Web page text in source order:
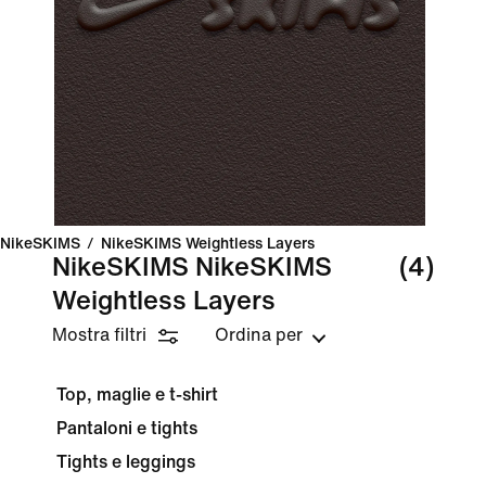
NikeSKIMS / NikeSKIMS Weightless Layers
NikeSKIMS NikeSKIMS
Weightless Layers
(4)
Mostra filtri Ordina per
Top, maglie e t-shirt
Pantaloni e tights
Tights e leggings